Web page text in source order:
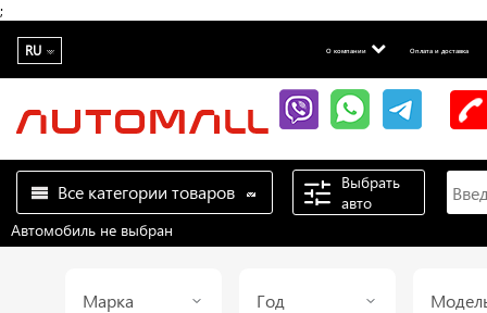
;
RU О компании Оплата и доставка
Все категории товаров
Выбрать
авто
Автомобиль не выбран
Марка Год